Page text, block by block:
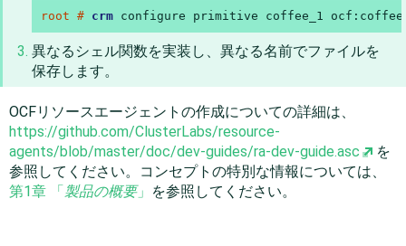
root # crm configure primitive coffee_1
異なるシェル関数を実装し、異なる名前でファイルを
保存します。
OCFリソースエージェントの作成についての詳細は、
https://github.com/ClusterLabs/resource-
agents/blob/master/doc/dev-guides/ra-dev-guide.asc
を
参照してください。コンセプトの特別な情報については、
第1章 「製品の概要」 を参照してください。